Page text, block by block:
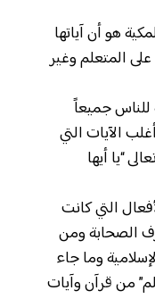
هو أن آياتها
المتعلم وغير
للناس جميعاً
الآيات التي
“يا أيها
التي كانت
الصحابة ومن
وما جاء
من قرآن وآيات